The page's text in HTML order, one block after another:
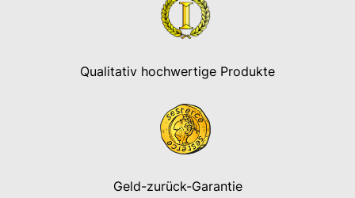
Qualitativ hochwertige Produkte
Geld-zurück-Garantie